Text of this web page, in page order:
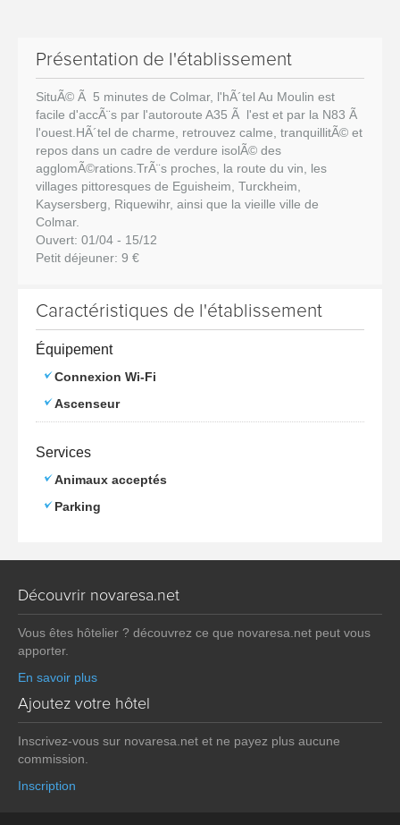
Présentation de l'établissement
SituÃ© Ã 5 minutes de Colmar, l'hÃ´tel Au Moulin est
facile d'accÃ¨s par l'autoroute A35 Ã l'est et par la N83 Ã
l'ouest.HÃ´tel de charme, retrouvez calme, tranquillitÃ© et
repos dans un cadre de verdure isolÃ© des
agglomÃ©rations.TrÃ¨s proches, la route du vin, les
villages pittoresques de Eguisheim, Turckheim,
Kaysersberg, Riquewihr, ainsi que la vieille ville de
Colmar.
Ouvert: 01/04 - 15/12
Petit déjeuner: 9 €
Caractéristiques de l'établissement
Équipement
Connexion Wi-Fi
Ascenseur
Services
Animaux acceptés
Parking
Découvrir novaresa.net
Vous êtes hôtelier ? découvrez ce que novaresa.net peut vous
apporter.
En savoir plus
Ajoutez votre hôtel
Inscrivez-vous sur novaresa.net et ne payez plus aucune
commission.
Inscription